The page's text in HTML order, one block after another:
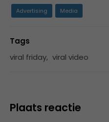
Advertising Media
Tags
viral friday, viral video
Plaats reactie